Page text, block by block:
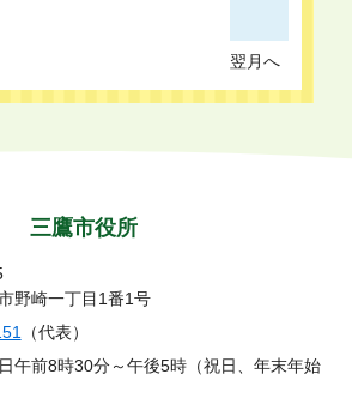
翌月へ
三鷹市役所
野崎一丁目1番1号
（代表）
午前8時30分～午後5時（祝日、年末年始